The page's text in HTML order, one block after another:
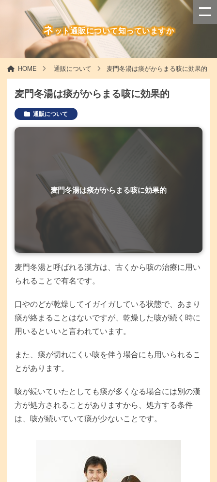
ネット通販について知っていますか
HOME 通販について 麦門冬湯は痰がからまる咳に効果的
麦門冬湯は痰がからまる咳に効果的
通販について
麦門冬湯は痰がからまる咳に効果的
麦門冬湯と呼ばれる漢方は、古くから咳の治療に用い
られることで有名です。
口やのどが乾燥してイガイガしている状態で、あまり
痰が絡まることはないですが、乾燥した咳が続く時に
用いるといいと言われています。
また、痰が切れにくい咳を伴う場合にも用いられるこ
とがあります。
咳が続いていたとしても痰が多くなる場合には別の漢
方が処方されることがありますから、処方する条件
は、咳が続いていて痰が少ないことです。